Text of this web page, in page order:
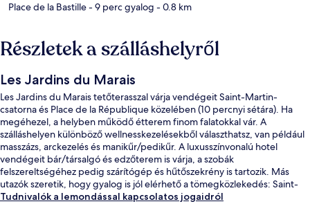
Place de la Bastille- 9 perc gyalog - 0.8 km
Részletek a szálláshelyről
Les Jardins du Marais
Les Jardins du Marais tetőterasszal várja vendégeit Saint-Martin-
csatorna és Place de la République közelében (10 percnyi sétára). Ha
megéhezel, a helyben működő étterem finom falatokkal vár. A
szálláshelyen különböző wellnesskezelésekből választhatsz, van például
masszázs, arckezelés és manikűr/pedikűr. A luxusszínvonalú hotel
vendégeit bár/társalgó és edzőterem is várja, a szobák
felszereltségéhez pedig szárítógép és hűtőszekrény is tartozik. Más
utazók szeretik, hogy gyalog is jól elérhető a tömegközlekedés: Saint-
Sébastien – Froissart metróállomás csak pár lépésre, Filles du Calvaire
Tudnivalók a lemondással kapcsolatos jogaidról